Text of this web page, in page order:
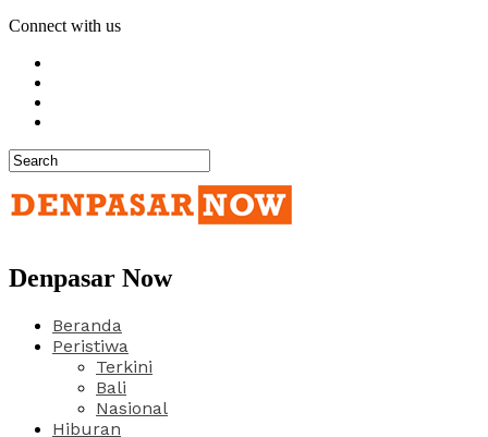
Connect with us
Denpasar Now
Beranda
Peristiwa
Terkini
Bali
Nasional
Hiburan